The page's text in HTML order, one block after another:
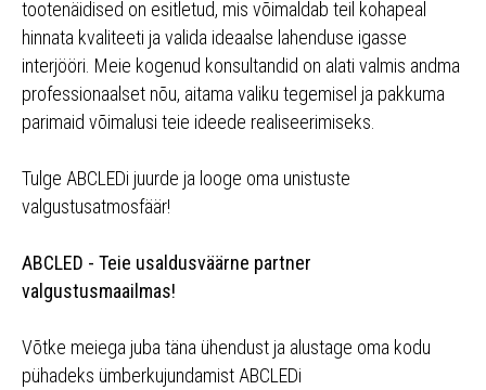
tootenäidised on esitletud, mis võimaldab teil kohapeal
hinnata kvaliteeti ja valida ideaalse lahenduse igasse
interjööri. Meie kogenud konsultandid on alati valmis andma
professionaalset nõu, aitama valiku tegemisel ja pakkuma
parimaid võimalusi teie ideede realiseerimiseks.
Tulge ABCLEDi juurde ja looge oma unistuste
valgustusatmosfäär!
ABCLED - Teie usaldusväärne partner
valgustusmaailmas!
Võtke meiega juba täna ühendust ja alustage oma kodu
pühadeks ümberkujundamist ABCLEDi